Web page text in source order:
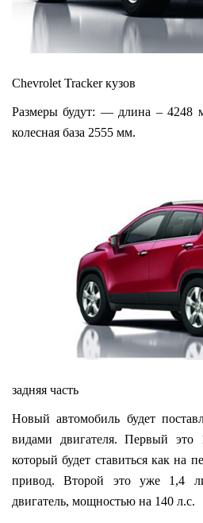
Chevrolet Tracker кузов
Размеры будут: — длина –
колесная база 2555 мм.
задняя часть
Новый автомобиль будет
видами двигателя. Первый это
который будет ставиться как на
привод. Второй это уже 1,4
двигатель, мощностью на 140 л.с.